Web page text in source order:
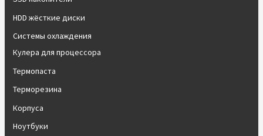
HDD жёсткие диски
Системы охлаждения
Кулера для процессора
Термопаста
Терморезина
Корпуса
Ноутбуки